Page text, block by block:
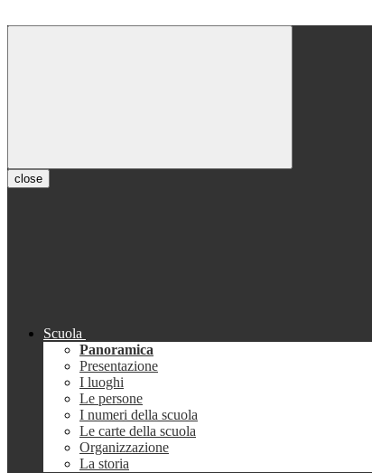
close
Scuola
Panoramica
Presentazione
I luoghi
Le persone
I numeri della scuola
Le carte della scuola
Organizzazione
La storia